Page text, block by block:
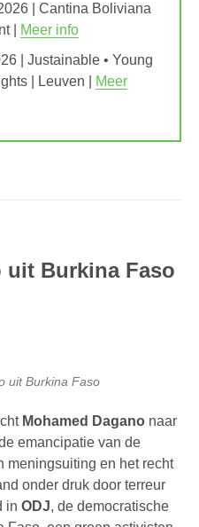
| Cantina Boliviana
|
Meer info
| Justainable • Young
| Leuven |
Meer
uit Burkina Faso
uit Burkina Faso
Mohamed Dagano naar
emancipatie van de
meningsuiting en het recht
onder druk door terreur
in ODJ, de democratische